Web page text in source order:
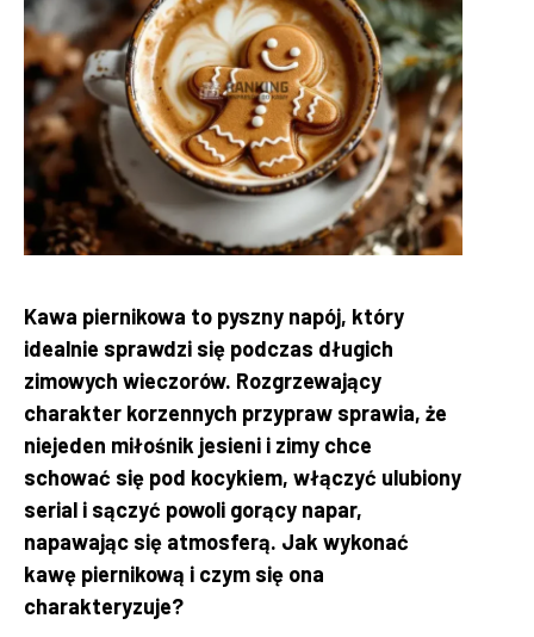
Kawa piernikowa to pyszny napój, który
idealnie sprawdzi się podczas długich
zimowych wieczorów. Rozgrzewający
charakter korzennych przypraw sprawia, że
niejeden miłośnik jesieni i zimy chce
schować się pod kocykiem, włączyć ulubiony
serial i sączyć powoli gorący napar,
napawając się atmosferą. Jak wykonać
kawę piernikową i czym się ona
charakteryzuje?